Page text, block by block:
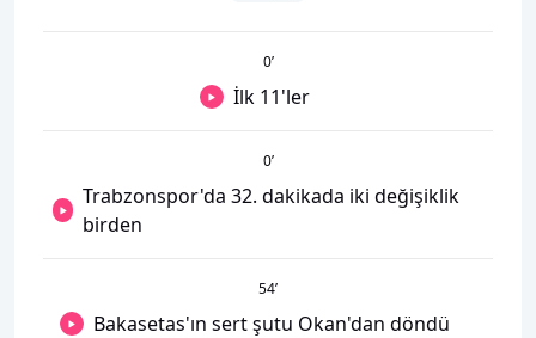
0’
İlk 11'ler
0’
Trabzonspor'da 32. dakikada iki değişiklik
birden
54’
Bakasetas'ın sert şutu Okan'dan döndü